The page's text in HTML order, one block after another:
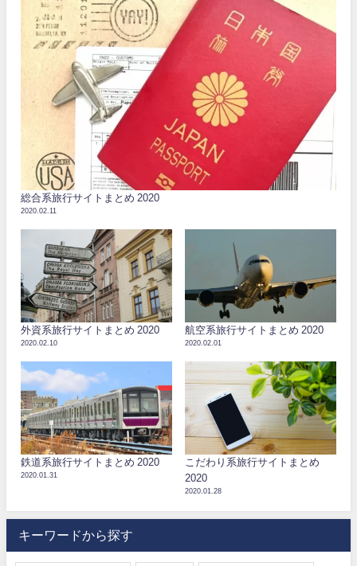
総合系旅行サイトまとめ 2020
2020.02.11
外資系旅行サイトまとめ 2020
2020.02.10
航空系旅行サイトまとめ 2020
2020.02.01
鉄道系旅行サイトまとめ 2020
2020.01.31
こだわり系旅行サイトまとめ
2020
2020.01.28
キーワードから探す